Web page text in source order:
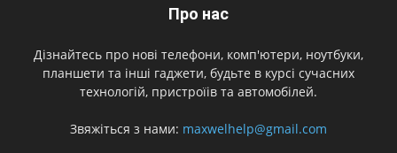
Про нас
Дізнайтесь про нові телефони, комп'ютери, ноутбуки,
планшети та інші гаджети, будьте в курсі сучасних
технологій, пристроїів та автомобілей.
Звяжіться з нами: maxwelhelp@gmail.com